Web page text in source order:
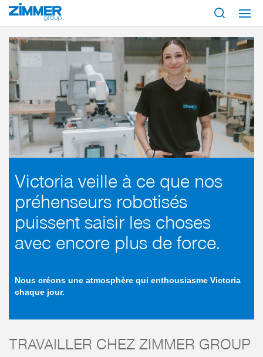
Démarrage Faire
Victoria veille à ce que nos
préhenseurs robotisés
puissent saisir les choses
avec encore plus de force.
Nous créons une atmosphère qui enthousiasme Victoria
chaque jour.
TRAVAILLER CHEZ ZIMMER GROUP